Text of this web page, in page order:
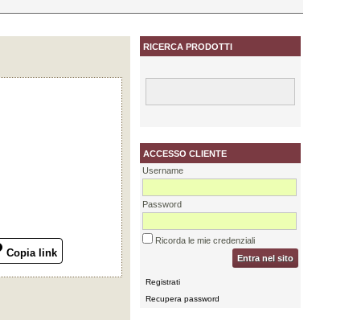
Copia link
RICERCA PRODOTTI
ACCESSO CLIENTE
Username
Password
Ricorda le mie credenziali
Entra nel sito
Registrati
Recupera password